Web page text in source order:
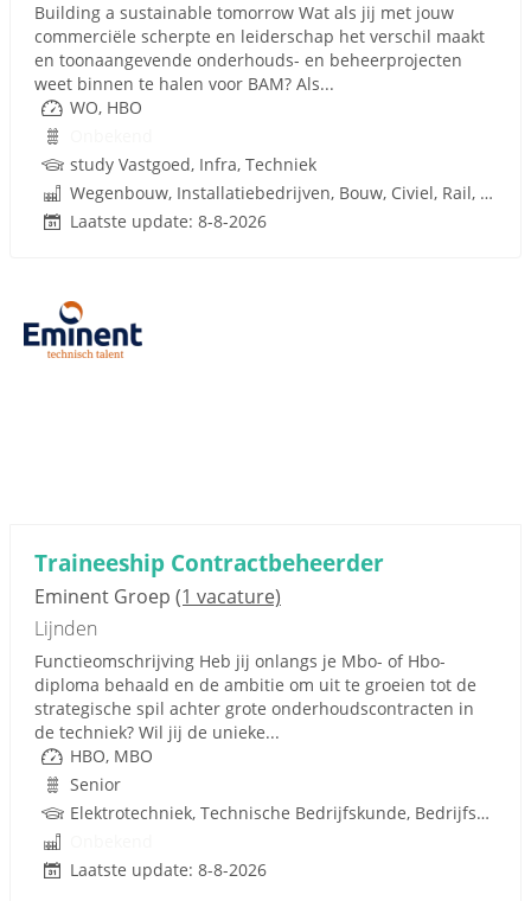
Building a sustainable tomorrow Wat als jij met jouw
commerciële scherpte en leiderschap het verschil maakt
en toonaangevende onderhouds- en beheerprojecten
weet binnen te halen voor BAM? Als...
WO, HBO
study Vastgoed, Infra, Techniek
Wegenbouw, Installatiebedrijven, Bouw, Civiel, Rail, Infrastructuren
Laatste update: 8-8-2026
Traineeship Contractbeheerder
Eminent Groep (1 vacature)
Lijnden
Functieomschrijving Heb jij onlangs je Mbo- of Hbo-
diploma behaald en de ambitie om uit te groeien tot de
strategische spil achter grote onderhoudscontracten in
de techniek? Wil jij de unieke...
HBO, MBO
Senior
Elektrotechniek, Technische Bedrijfskunde, Bedrijfskunde, Metaal, Gebouwgebonden installaties, Facilitair Management, Techniek
Laatste update: 8-8-2026